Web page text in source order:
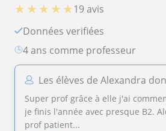
★ ★ ★ ★ ★19 avis
Données verifiées
4 ans comme professeur
Les élèves de Alexandra
Super prof grâce à elle j'ai
je finis l'année avec presque B2.
prof patient...